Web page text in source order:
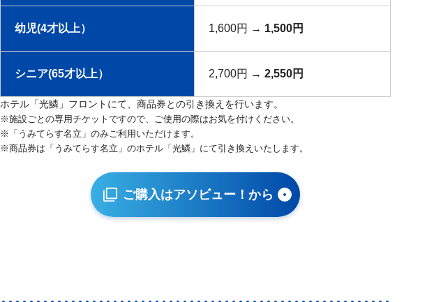
幼児(4才以上） 1,600円 → 1,500円
シニア(65才以上） 2,700円 → 2,550円
ホテル「光鱗」フロントにて、商品券との引き換えを行います。
※施設ごとの専用チケットですので、ご使用の際はお気を付けください。
※「うみてらす名立」のみご利用いただけます。
※商品券は「うみてらす名立」のホテル「光鱗」にて引き換えいたします。
ご購入はアソビュー！から